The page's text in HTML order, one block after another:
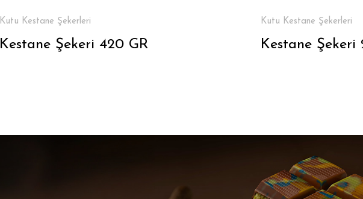
Kutu Kestane Şekerleri
Kestane Şekeri 420 GR
Kutu Kestane Şekerleri
Kestane Şekeri